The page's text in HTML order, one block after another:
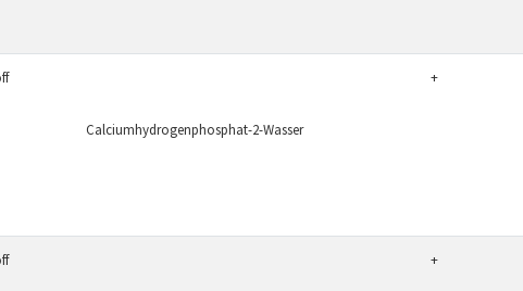
Calciumhydrogenphosphat-2-Wasser
+
+